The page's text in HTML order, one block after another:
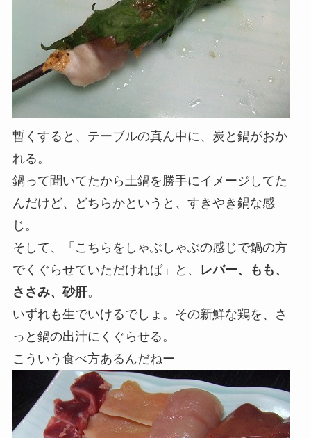
暫くすると、テーブルの真ん中に、炭と鍋がおか
れる。
鍋って聞いてたから土鍋を勝手にイメージしてた
んだけど、どちらかというと、すきやき鍋な感
じ。
そして、「こちらをしゃぶしゃぶの感じで鍋の方
でくぐらせていただければ」と、
レバー、もも、
ささみ、砂肝。
いずれも生でいけるでしょ。その新鮮な鶏を、さ
っと鍋の出汁にくぐらせる。
こういう食べ方あるんだねー